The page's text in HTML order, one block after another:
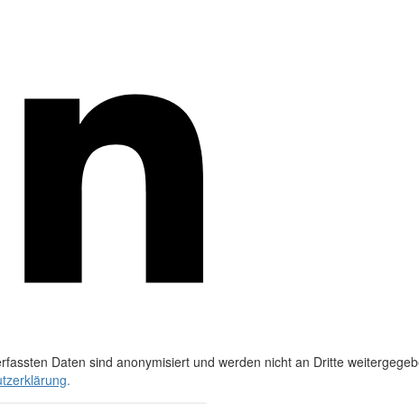
Daten sind anonymisiert und werden nicht an Dritte
.